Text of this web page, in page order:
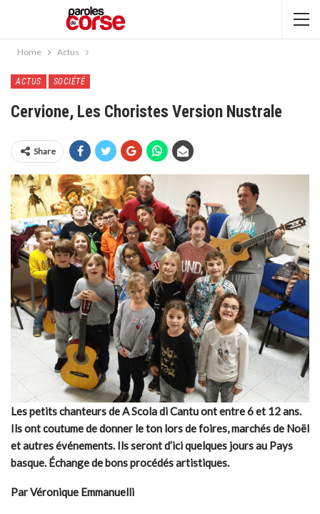
Home Actus
ACTUS SOCIÉTÉ
Cervione, Les Choristes Version Nustrale
Share
Les petits chanteurs de A Scola di Cantu ont entre 6 et 12 ans.
Ils ont coutume de donner le ton lors de foires, marchés de Noël
et autres événements. Ils seront d’ici quelques jours au Pays
basque. Échange de bons procédés artistiques.
Par Véronique Emmanuelli